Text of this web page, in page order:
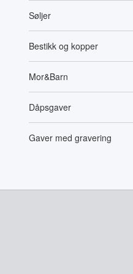
Søljer
Bestikk og kopper
Mor&Barn
Dåpsgaver
Gaver med gravering